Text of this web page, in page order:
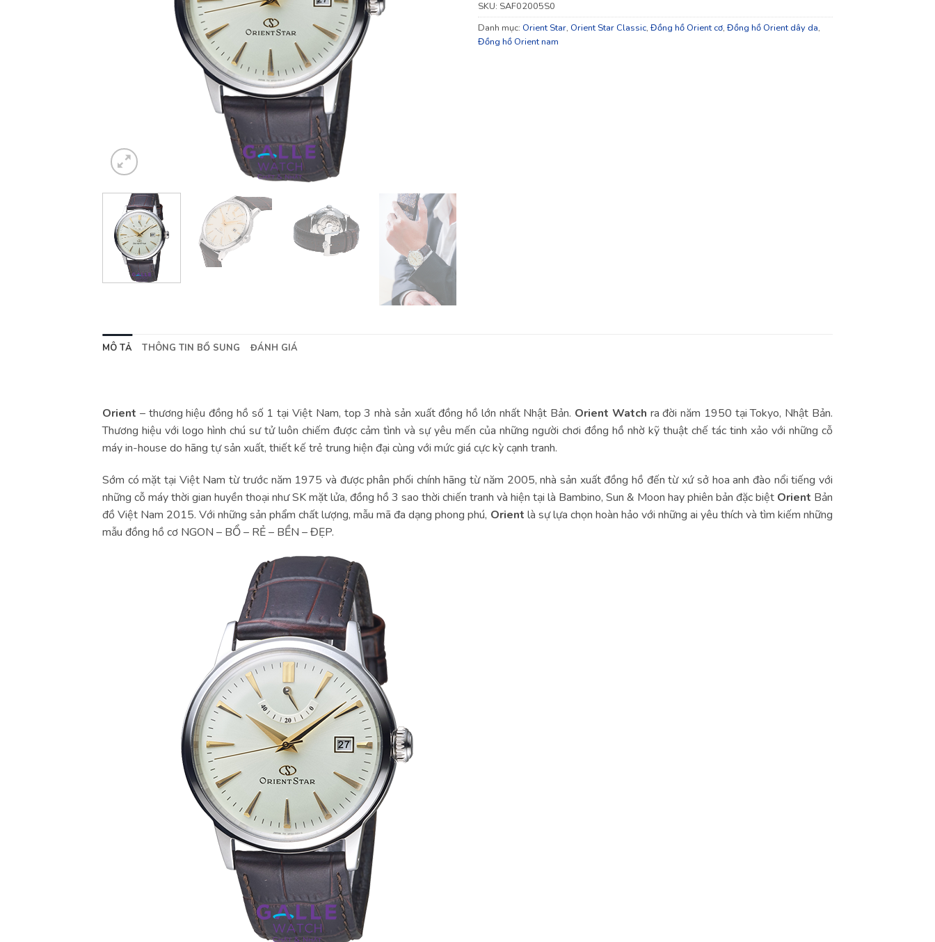
SKU: SAF02005S0
Danh mục: Orient Star, Orient Star Classic, Đồng hồ Orient cơ, Đồng hồ Orient dây da,
Đồng hồ Orient nam
MÔ TẢ THÔNG TIN BỔ SUNG ĐÁNH GIÁ
Orient – thương hiệu đồng hồ số 1 tại Việt Nam, top 3 nhà sản xuất đồng hồ lớn nhất Nhật Bản. Orient Watch ra đời năm 1950 tại Tokyo, Nhật Bản.
Thương hiệu với logo hình chú sư tử luôn chiếm được cảm tình và sự yêu mến của những người chơi đồng hồ nhờ kỹ thuật chế tác tinh xảo với những cỗ
máy in-house do hãng tự sản xuất, thiết kế trẻ trung hiện đại cùng với mức giá cực kỳ cạnh tranh.
Sớm có mặt tại Việt Nam từ trước năm 1975 và được phân phối chính hãng từ năm 2005, nhà sản xuất đồng hồ đến từ xứ sở hoa anh đào nổi tiếng với
những cỗ máy thời gian huyền thoại như SK mặt lửa, đồng hồ 3 sao thời chiến tranh và hiện tại là Bambino, Sun & Moon hay phiên bản đặc biệt Orient Bản
đồ Việt Nam 2015. Với những sản phẩm chất lượng, mẫu mã đa dạng phong phú, Orient là sự lựa chọn hoàn hảo với những ai yêu thích và tìm kiếm những
mẫu đồng hồ cơ NGON – BỔ – RẺ – BỀN – ĐẸP.